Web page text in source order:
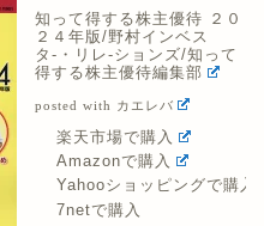
知って得する株主優待 ２０
２４年版/野村インベス
タ-・リレ-ションズ/知って
得する株主優待編集部
posted with カエレバ
楽天市場で購入
Amazonで購入
Yahooショッピングで購入
7netで購入